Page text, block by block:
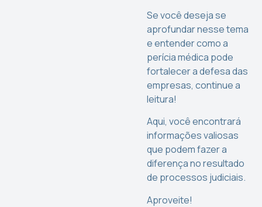
Se você deseja se
aprofundar nesse tema
e entender como a
perícia médica pode
fortalecer a defesa das
empresas, continue a
leitura!
Aqui, você encontrará
informações valiosas
que podem fazer a
diferença no resultado
de processos judiciais.
Aproveite!